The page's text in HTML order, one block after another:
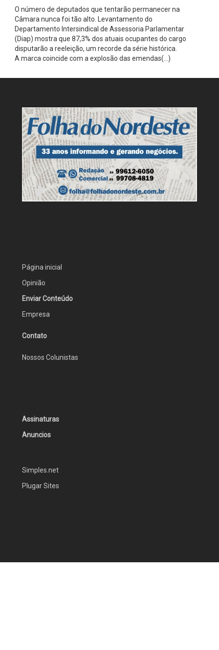
O número de deputados que tentarão permanecer na
Câmara nunca foi tão alto. Levantamento do
Departamento Intersindical de Assessoria Parlamentar
(Diap) mostra que 87,3% dos atuais ocupantes do cargo
disputarão a reeleição, um recorde da série histórica.
A marca coincide com a explosão das emendas(...)
Página inicial
Opinião
Enviar Conteúdo
Empresa
Contato
Nossos Colunistas
Assinaturas
Anuncios
Simples.net
Plugar Sites